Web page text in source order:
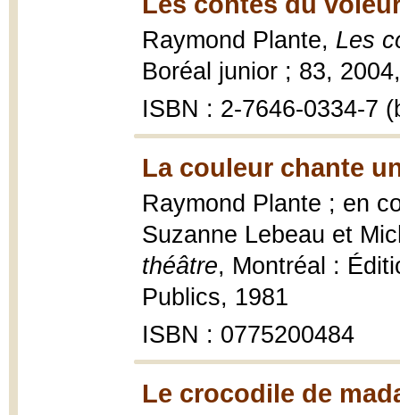
Raymond Plante, Les
Boréal junior ; 83,
ISBN : 2-7646-0334-7
La couleur chante
Raymond Plante ; en
Suzanne Lebeau et
théâtre, Montréal :
Publics, 1981
ISBN : 0775200484
Le crocodile de